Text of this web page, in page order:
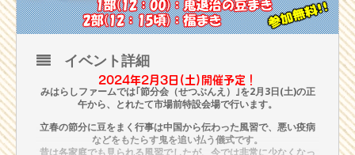
イベント詳細
2024年2月3日(土)開催予定！
みはらしファームでは｢節分会（せつぶんえ）｣を2月3日(土)の正
午から、とれたて市場前特設会場で行います。
立春の節分に豆をまく行事は中国から伝わった風習で、悪い疫病
などをもたらす鬼を追い払う儀式です。
昔は各家庭でも見られる風習でしたが、今では非常に少なくなっ